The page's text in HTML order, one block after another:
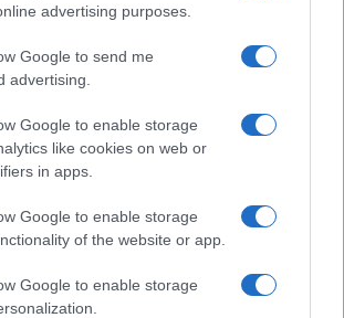
advertising purposes.
Google to send me
advertising.
Google to enable storage
like cookies on web or
in apps.
Google to enable storage
of the website or app.
Google to enable storage
de investimentos diversificada e